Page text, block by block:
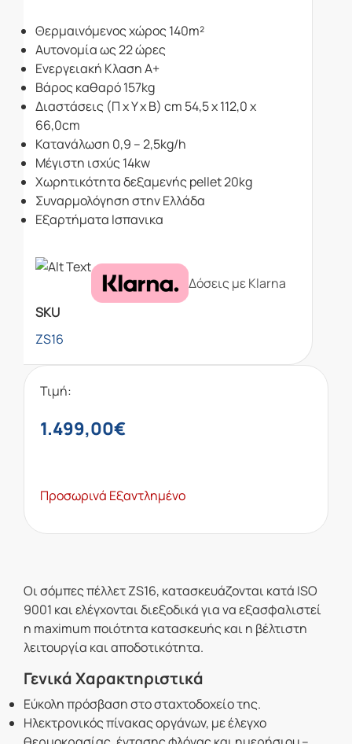
Θερμαινόμενος χώρος 140m²
Αυτονομίαως 22 ώρες
Ενεργειακή Κλαση Α+
Βάρος καθαρό157kg
Διαστάσεις (Π x Υ x Β) cm 54,5 x 112,0 x
66,0cm
Κατανάλωση 0,9 – 2,5kg/h
Μέγιστη ισχύς14kw
Χωρητικότητα δεξαμενής pellet20kg
Συναρμολόγηση στην Ελλάδα
Εξαρτήματα Ισπανικα
Δόσεις με Klarna
SKU
ZS16
Τιμή:
1.499,00€
Προσωρινά Εξαντλημένο
Οι σόμπες πέλλετ ZS16, κατασκευάζονται κατά ISO
9001 και ελέγχονται διεξοδικά για να εξασφαλιστεί
η maximum ποιότητα κατασκευής και η βέλτιστη
λειτουργία και αποδοτικότητα.
Γενικά Χαρακτηριστικά
Εύκολη πρόσβαση στο σταχτοδοχείο της.
Ηλεκτρονικός πίνακας οργάνων, με έλεγχο